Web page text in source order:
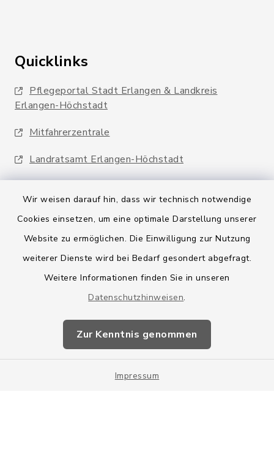
Wir weisen darauf hin, dass wir technisch notwendige
Cookies einsetzen, um eine optimale Darstellung unserer
Website zu ermöglichen. Die Einwilligung zur Nutzung
weiterer Dienste wird bei Bedarf gesondert abgefragt.
Weitere Informationen finden Sie in unseren
Datenschutzhinweisen.
Zur Kenntnis genommen
Impressum
Quicklinks
Pflegeportal Stadt Erlangen & Landkreis
Erlangen-Höchstadt
Mitfahrerzentrale
Landratsamt Erlangen-Höchstadt
Barrierefreiheit
Impressum
Sitemap